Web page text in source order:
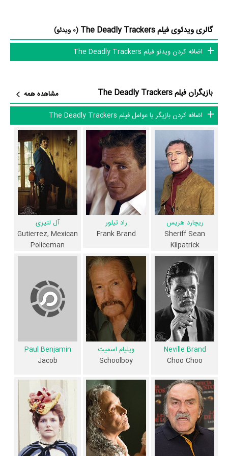
در دایرةالمعارف آنلاین سینما و تلویزیون یعنی منظوم
که نشان می‌دهد بازیگران The Deadly Trackers عمدتا از نظر سنی افرادی
پیر و باتجربه هستند.
داستان فیلم The Deadly Trackers
از محتوا و داستان فیلم The Deadly Trackers چقدر اطلاع دارید؟ فیلم‌نامه
The Deadly Trackers توسط
Samuel FullerوLukas Hellerنوشته
شده است.
در خلاصه داستانی که یا از سوی تیم رسانه‌ای اثر و یا توسط دیگر رسانه‌ها درباره
داستان The Deadly Trackers منتشر شده است، می‌خوانیم: «کلانتر شان
کیلپاتریک یک صلح طلب است. فرانک برند رهبر گروهی از قاتلان است.
هنگامی که مسیرهای آنها کیلپاتریک را متقابلا مجبور است بر علیه همه
چیزهایی که برای مبارزه با مارک و باند خود متضرر شده است، مقابله کند. از
طریق شکار خود را به مکزیک، او توسط یک کلاهبردار نجیب مکزیکی که تنها در
انجام قانون عمل می کند، انتقاد نمی کند.»
فیلم The Deadly Trackers از نظر ساختار (فرم)، محتوا و محیط تولید، به
آثار مختلفی شباهت دارد. با توجه به شاخص‌های متعدد و گوناگونی می‌توان
گفت آثار مرتبط فیلم The Deadly Trackers عبارت است از: .
فیلم The Deadly Trackers و کارنامه فعالیت کارگردان و بازیگران
Trackers به طور متوسط فعالیت 8ام بازیگران این اثر است.
1 تن از بازیگران The Deadly Trackers، اولین فعالیت جدی بازیگری خود را
در این اثر تجربه کرده است، در واقع در The Deadly Trackers 1 فیلم اولی
بوده است:Isela Vega
همچنینSamuel Fuller وBarry Shear کارگردان The Deadly
گالری ویدئوی فیلم The Deadly Trackers
(0 ویدئو)
اضافه کردن ویدئو فیلم The Deadly Trackers
بازیگران فیلم The Deadly Trackers
مشاهده همه
اضافه کردن بازیگر یا عوامل فیلم The Deadly Trackers
ریچارد هریس
Sheriff Sean
Kilpatrick
راد تیلور
Frank Brand
آل لتیری
Gutierrez, Mexican
Policeman
Neville Brand
Choo Choo
ویلیام اسمیت
Schoolboy
Paul Benjamin
Jacob